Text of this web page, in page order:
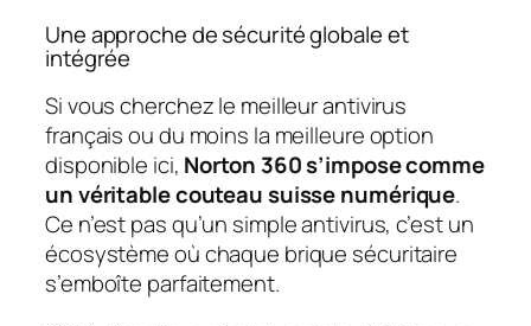
Une approche de sécurité globale et
intégrée
Si vous cherchez le meilleur antivirus
français ou du moins la meilleure option
disponible ici, Norton 360 s’impose comme
un véritable couteau suisse numérique.
Ce n’est pas qu’un simple antivirus, c’est un
écosystème où chaque brique sécuritaire
s’emboîte parfaitement.